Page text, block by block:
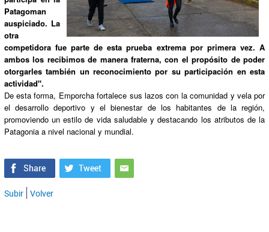
Patagoman
auspiciado. La
otra
competidora fue parte de esta prueba extrema por primera vez. A
ambos los recibimos de manera fraterna, con el propósito de poder
otorgarles también un reconocimiento por su participación en esta
actividad".
De esta forma, Emporcha fortalece sus lazos con la comunidad y vela por
el desarrollo deportivo y el bienestar de los habitantes de la región,
promoviendo un estilo de vida saludable y destacando los atributos de la
Patagonia a nivel nacional y mundial.
Subir Volver